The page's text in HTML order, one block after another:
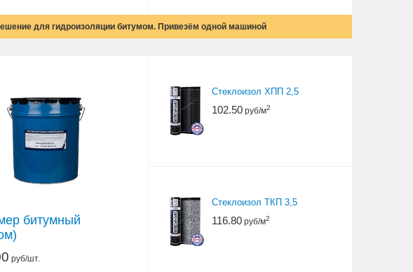
для гидроизоляции битумом. Привезём одной машиной
битумный
руб/шт.
Стеклоизол ХПП 2,5
102.50 руб/м2
Стеклоизол ТКП 3,5
116.80 руб/м2